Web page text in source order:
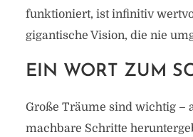
funktioniert, ist infinitiv
gigantische Vision, die nie
EIN WORT ZUM
Große Träume sind wichtig –
machbare Schritte